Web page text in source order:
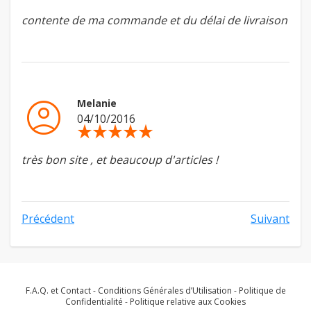
contente de ma commande et du délai de livraison
account_circle Melanie
04/10/2016
star_ratestar_ratestar_ratestar_ratestar_rate
très bon site , et beaucoup d'articles !
Précédent Suivant
F.A.Q. et Contact- Conditions Générales d’Utilisation - Politique de
Confidentialité - Politique relative aux Cookies